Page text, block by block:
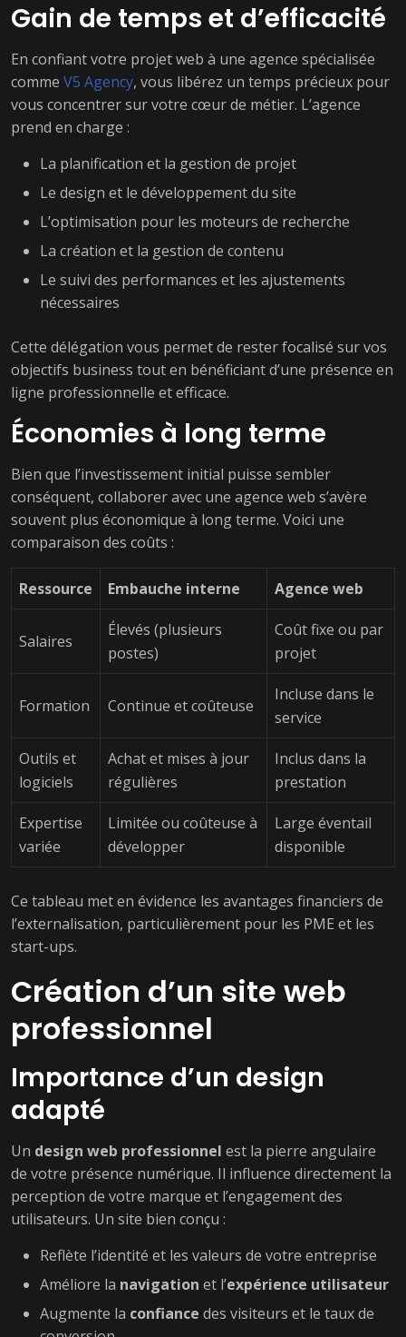
Gain de temps et d’efficacité
En confiant votre projet web à une agence spécialisée
comme V5 Agency, vous libérez un temps précieux pour
vous concentrer sur votre cœur de métier. L’agence
prend en charge :
La planification et la gestion de projet
Le design et le développement du site
L’optimisation pour les moteurs de recherche
La création et la gestion de contenu
Le suivi des performances et les ajustements
nécessaires
Cette délégation vous permet de rester focalisé sur vos
objectifs business tout en bénéficiant d’une présence en
ligne professionnelle et efficace.
Économies à long terme
Bien que l’investissement initial puisse sembler
conséquent, collaborer avec une agence web s’avère
souvent plus économique à long terme. Voici une
comparaison des coûts :
Ressource Embauche interne Agence web
Salaires
Élevés (plusieurs
postes)
Coût fixe ou par
projet
Formation Continue et coûteuse
Incluse dans le
service
Outils et
logiciels
Achat et mises à jour
régulières
Inclus dans la
prestation
Expertise
variée
Limitée ou coûteuse à
développer
Large éventail
disponible
Ce tableau met en évidence les avantages financiers de
l’externalisation, particulièrement pour les PME et les
start-ups.
Création d’un site web
professionnel
Importance d’un design
adapté
Un design web professionnel est la pierre angulaire
de votre présence numérique. Il influence directement la
perception de votre marque et l’engagement des
utilisateurs. Un site bien conçu :
Reflète l’identité et les valeurs de votre entreprise
Améliore la navigation et l’expérience utilisateur
Augmente la confiance des visiteurs et le taux de